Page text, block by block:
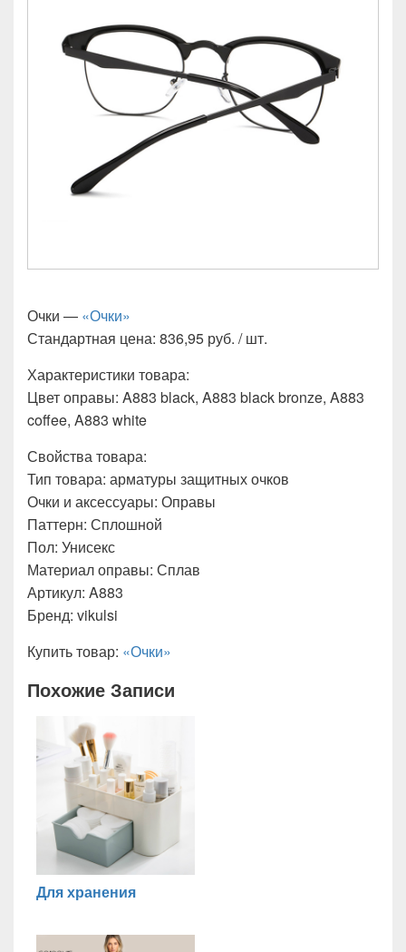
Очки — «Очки»
Стандартная цена: 836,95 руб. / шт.
Характеристики товара:
Цвет оправы: A883 black, A883 black bronze, A883
coffee, A883 white
Свойства товара:
Тип товара: арматуры защитных очков
Очки и аксессуары: Оправы
Паттерн: Сплошной
Пол: Унисекс
Материал оправы: Сплав
Артикул: A883
Бренд: vikulsi
Купить товар: «Очки»
Похожие Записи
Для хранения